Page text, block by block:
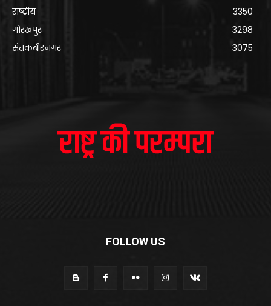
राष्ट्रीय
3350
गोरखपुर
3298
संतकबीरनगर
3075
FOLLOW US